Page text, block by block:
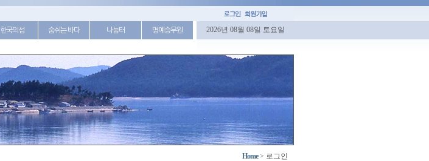
한국의섬 숨쉬는 바다 나눔터 명예승무원 2026년 08월 08일 토요일
Home> 로그인